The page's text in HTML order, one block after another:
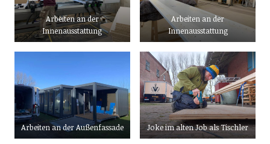
Arbeiten an der
Innenausstattung
Arbeiten an der
Innenausstattung
Arbeiten an der Außenfassade Joke im alten Job als Tischler